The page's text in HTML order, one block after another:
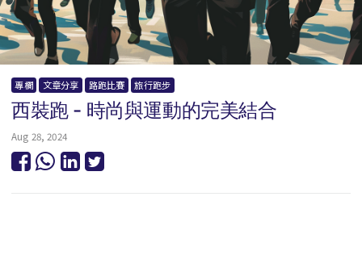
專欄 文章分享 路跑比賽 旅行跑步
西裝跑 - 時尚與運動的完美結合
Aug 28, 2024